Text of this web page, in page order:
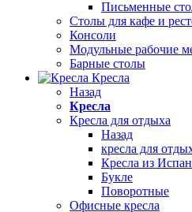
Письменные
Столы для кафе и
Консоли
Модульные рабочие
Барные столы
Кресла
Назад
Кресла
Кресла для отдыха
Назад
кресла для
Кресла из
Букле
Поворотные
Офисные кресла